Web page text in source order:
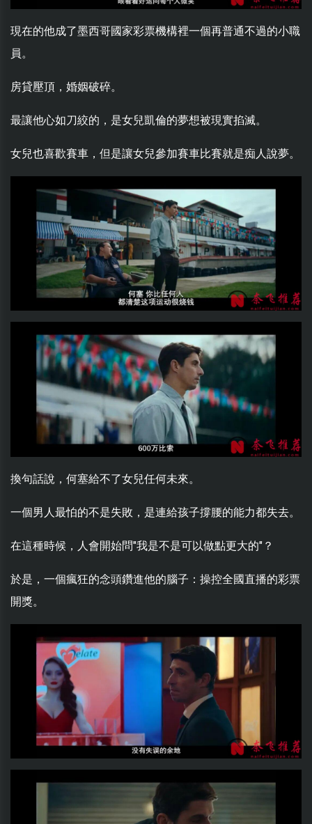
現在的他成了墨西哥國家彩票機構裡一個再普通不過的小職
員。
房貸壓頂，婚姻破碎。
最讓他心如刀絞的，是女兒凱倫的夢想被現實掐滅。
女兒也喜歡賽車，但是讓女兒參加賽車比賽就是痴人說夢。
換句話說，何塞給不了女兒任何未來。
一個男人最怕的不是失敗，是連給孩子撐腰的能力都失去。
在這種時候，人會開始問"我是不是可以做點更大的"？
於是，一個瘋狂的念頭鑽進他的腦子：操控全國直播的彩票
開獎。